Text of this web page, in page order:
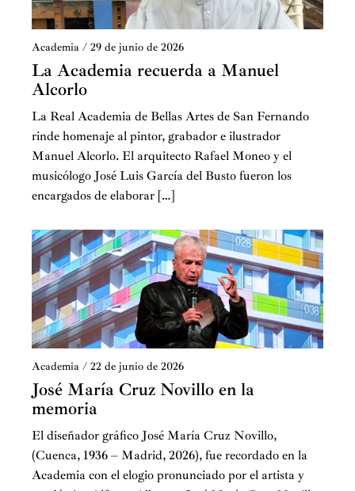
Academia / 29 de junio de 2026
La Academia recuerda a Manuel
Alcorlo
La Real Academia de Bellas Artes de San Fernando
rinde homenaje al pintor, grabador e ilustrador
Manuel Alcorlo. El arquitecto Rafael Moneo y el
musicólogo José Luis García del Busto fueron los
encargados de elaborar […]
Academia / 22 de junio de 2026
José María Cruz Novillo en la
memoria
El diseñador gráfico José María Cruz Novillo,
(Cuenca, 1936 – Madrid, 2026), fue recordado en la
Academia con el elogio pronunciado por el artista y